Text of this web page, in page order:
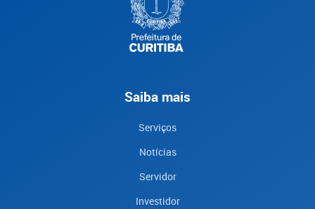
Saiba mais
Serviços
Notícias
Servidor
Investidor